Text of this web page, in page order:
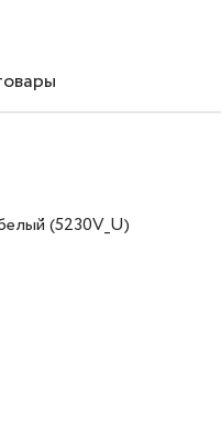
(5230V_U)